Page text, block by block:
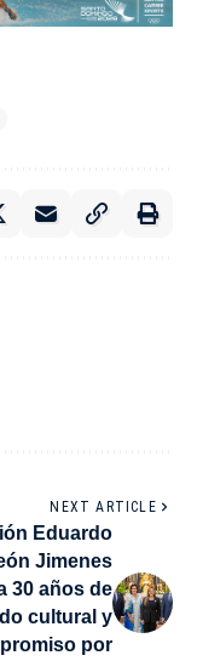
NEXT ARTICLE
Eduardo
Jimenes
30 años de
cultural y
por